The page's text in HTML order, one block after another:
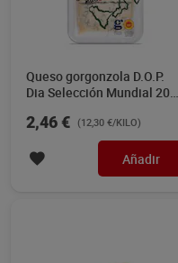
Queso gorgonzola D.O.P.
Dia Selección Mundial 200
2,46 € (12,30 €/KILO)
Añadir